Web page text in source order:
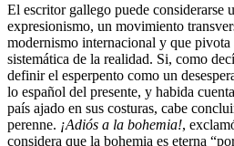
El escritor gallego puede considerarse
expresionismo, un movimiento
modernismo internacional y que
sistemática de la realidad. Si, como
definir el esperpento como un
lo español del presente, y habida
país ajado en sus costuras, cabe
perenne. ¡Adiós a la bohemia!,
considera que la bohemia es eterna